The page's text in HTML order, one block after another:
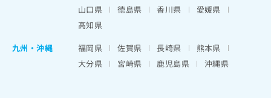
山口県
徳島県 香川県
愛媛県
高知県
九州・沖縄
福岡県 佐賀県 長崎県
熊本県
大分県
宮崎県 鹿児島県 沖縄県